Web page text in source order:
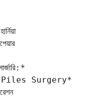
Piles Surgery*